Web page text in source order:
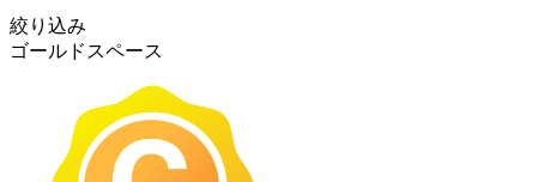
絞り込み
ゴールドスペース